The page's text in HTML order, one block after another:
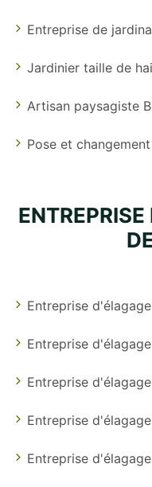
Entreprise de
Jardinier taille de
Artisan paysagiste
Pose et
Entreprise
Entreprise
Entreprise
Entreprise
Entreprise